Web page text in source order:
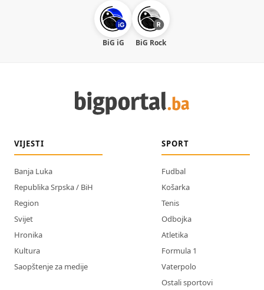
BiG iG BiG Rock
VIJESTI
Banja Luka
Republika Srpska / BiH
Region
Svijet
Hronika
Kultura
Saopštenje za medije
SPORT
Fudbal
Košarka
Tenis
Odbojka
Atletika
Formula 1
Vaterpolo
Ostali sportovi